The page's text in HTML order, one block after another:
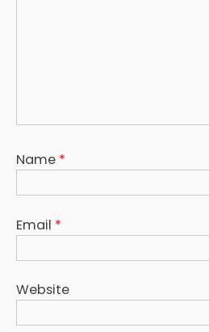
Name *
Email *
Website